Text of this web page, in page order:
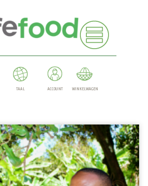
TAAL ACCOUNT WINKELWAGEN